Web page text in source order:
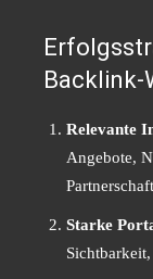
Backlink-
Relevante
Angebote,
Starke